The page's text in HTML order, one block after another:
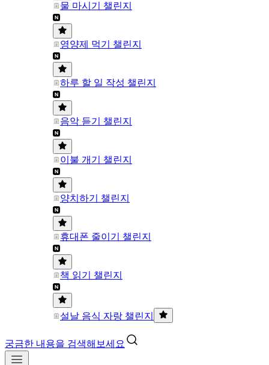
물 마시기 챌린지
영양제 먹기 챌린지
하루 할 일 작성 챌린지
음악 듣기 챌린지
이불 개기 챌린지
양치하기 챌린지
휴대폰 줄이기 챌린지
책 읽기 챌린지
설날 음식 자랑 챌린지
궁금한 내용을 검색해보세요